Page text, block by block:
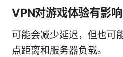
VPN对游戏体验有影响
可能会减少延迟，但也可
点距离和服务器负载。